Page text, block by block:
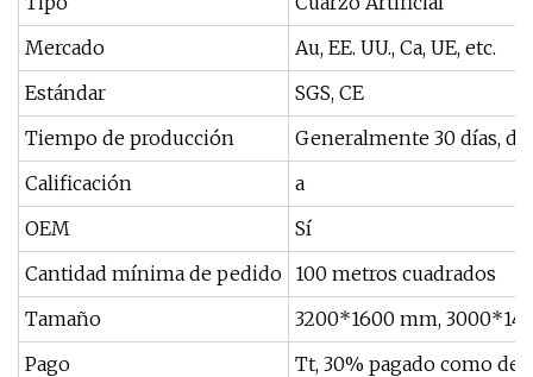
Mercado
Au, EE. UU., Ca, UE, etc.
Estándar
SGS, CE
Tiempo de producción
Generalmente 30 días,
Calificación
a
OEM
Sí
Cantidad mínima de pedido 100 metros cuadrados
Tamaño
3200*1600 mm,
Pago
Tt, 30% pagado como